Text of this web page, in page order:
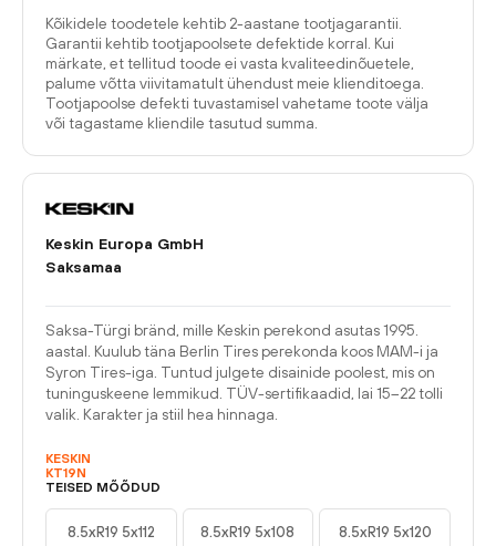
Kõikidele toodetele kehtib 2-aastane tootjagarantii.
Garantii kehtib tootjapoolsete defektide korral. Kui
märkate, et tellitud toode ei vasta kvaliteedinõuetele,
palume võtta viivitamatult ühendust meie klienditoega.
Tootjapoolse defekti tuvastamisel vahetame toote välja
või tagastame kliendile tasutud summa.
Keskin Europa GmbH
Saksamaa
Saksa-Türgi bränd, mille Keskin perekond asutas 1995.
aastal. Kuulub täna Berlin Tires perekonda koos MAM-i ja
Syron Tires-iga. Tuntud julgete disainide poolest, mis on
tuninguskeene lemmikud. TÜV-sertifikaadid, lai 15–22 tolli
valik. Karakter ja stiil hea hinnaga.
KESKIN
KT19N
TEISED MÕÕDUD
8.5xR19 5x112
8.5xR19 5x108
8.5xR19 5x120